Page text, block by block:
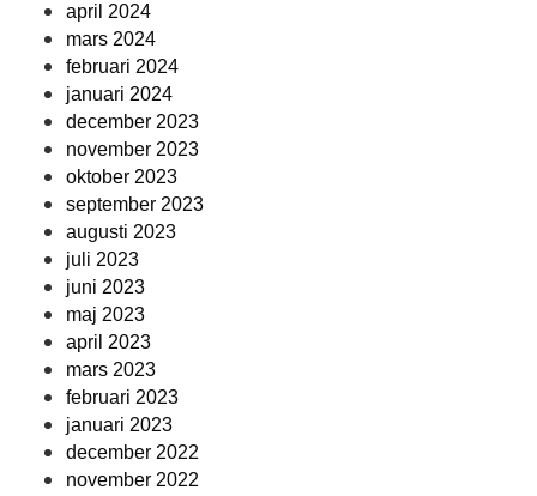
april 2024
mars 2024
februari 2024
januari 2024
december 2023
november 2023
oktober 2023
september 2023
augusti 2023
juli 2023
juni 2023
maj 2023
april 2023
mars 2023
februari 2023
januari 2023
december 2022
november 2022